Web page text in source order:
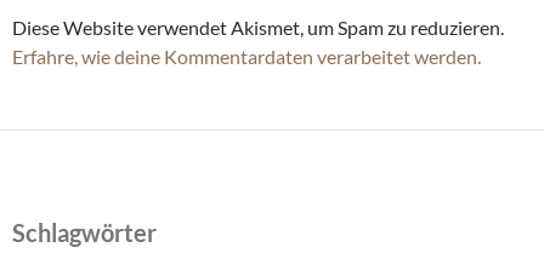
Diese Website verwendet Akismet, um Spam zu reduzieren.
Erfahre, wie deine Kommentardaten verarbeitet werden.
Schlagwörter